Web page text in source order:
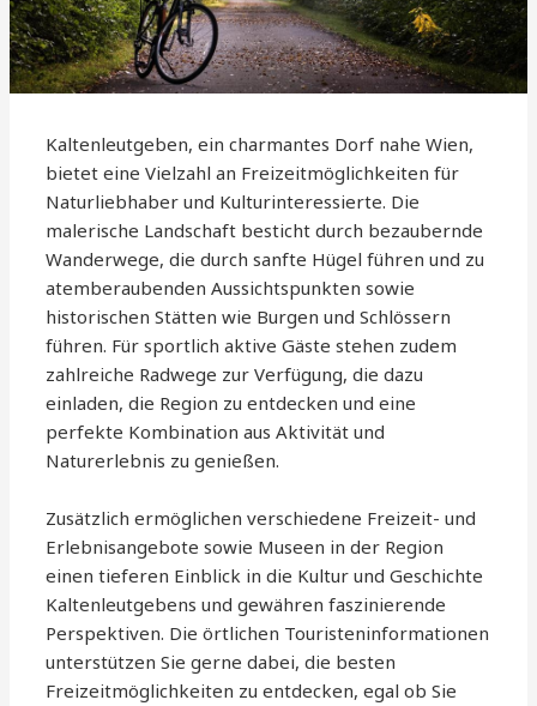
Kaltenleutgeben, ein charmantes Dorf nahe Wien,
bietet eine Vielzahl an Freizeitmöglichkeiten für
Naturliebhaber und Kulturinteressierte. Die
malerische Landschaft besticht durch bezaubernde
Wanderwege, die durch sanfte Hügel führen und zu
atemberaubenden Aussichtspunkten sowie
historischen Stätten wie Burgen und Schlössern
führen. Für sportlich aktive Gäste stehen zudem
zahlreiche Radwege zur Verfügung, die dazu
einladen, die Region zu entdecken und eine
perfekte Kombination aus Aktivität und
Naturerlebnis zu genießen.
Zusätzlich ermöglichen verschiedene Freizeit- und
Erlebnisangebote sowie Museen in der Region
einen tieferen Einblick in die Kultur und Geschichte
Kaltenleutgebens und gewähren faszinierende
Perspektiven. Die örtlichen Touristeninformationen
unterstützen Sie gerne dabei, die besten
Freizeitmöglichkeiten zu entdecken, egal ob Sie